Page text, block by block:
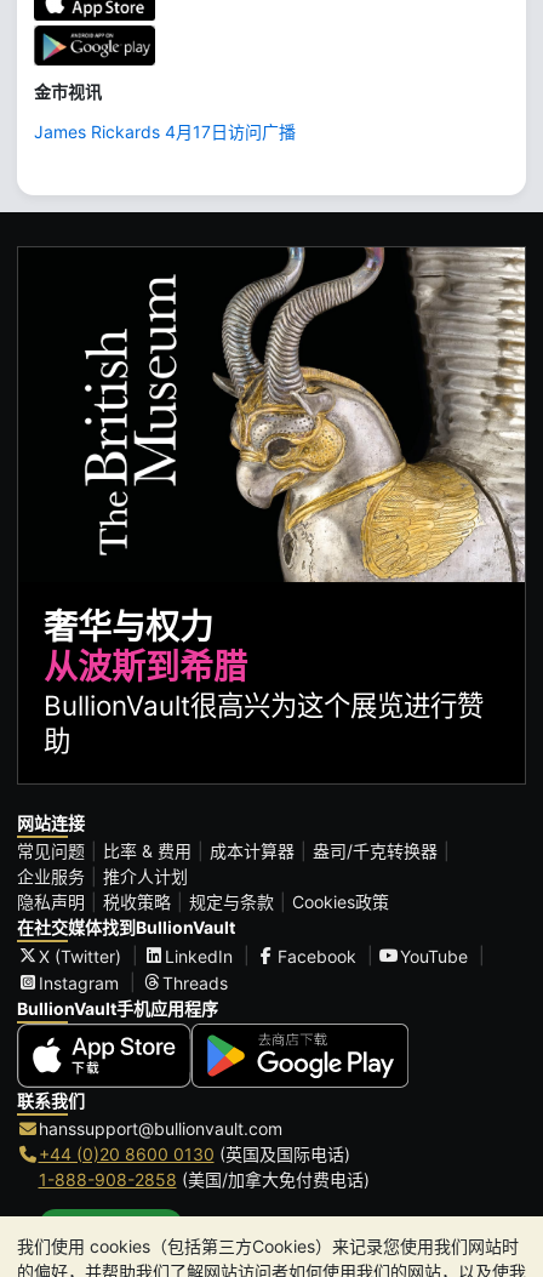
我们使用 cookies（包括第三方Cookies）来记录您使用我们网站时
的偏好，并帮助我们了解网站访问者如何使用我们的网站，以及使我
金市视讯
James Rickards 4月17日访问广播
奢华与权力
从波斯到希腊
BullionVault很高兴为这个展览进行赞
助
网站连接
常见问题
比率 & 费用 成本计算器
盎司/千克转换器
企业服务
推介人计划
隐私声明
税收策略 规定与条款
Cookies政策
在社交媒体找到BullionVault
X (Twitter)
LinkedIn Facebook
YouTube
Instagram
Threads
BullionVault手机应用程序
联系我们
hanssupport@bullionvault.com
+44 (0)20 8600 0130 (英国及国际电话)
1-888-908-2858 (美国/加拿大免付费电话)
办公时间: